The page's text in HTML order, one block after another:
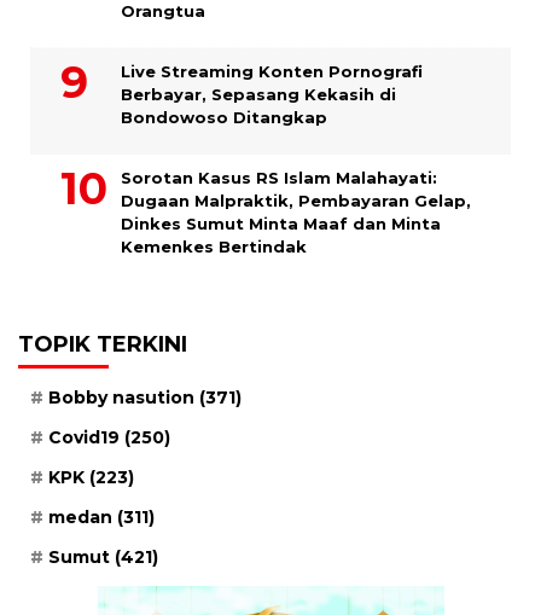
Orangtua
Live Streaming Konten Pornografi
Berbayar, Sepasang Kekasih di
Bondowoso Ditangkap
Sorotan Kasus RS Islam Malahayati:
Dugaan Malpraktik, Pembayaran Gelap,
Dinkes Sumut Minta Maaf dan Minta
Kemenkes Bertindak
TOPIK TERKINI
Bobby nasution (371)
Covid19 (250)
KPK (223)
medan (311)
Sumut (421)